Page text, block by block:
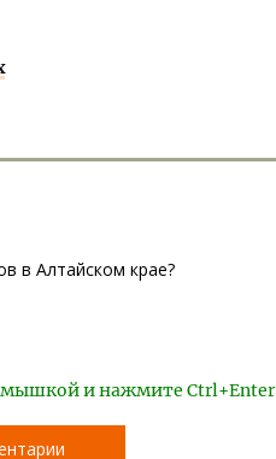
в Алтайском крае?
мышкой и нажмите Ctrl+Enter